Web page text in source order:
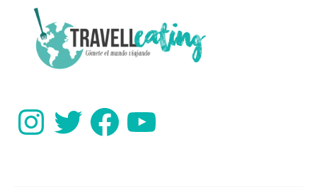
Cruz,
Galápagos
PRIMARY
SIDEBAR
InstagramTwitter FacebookYouTube